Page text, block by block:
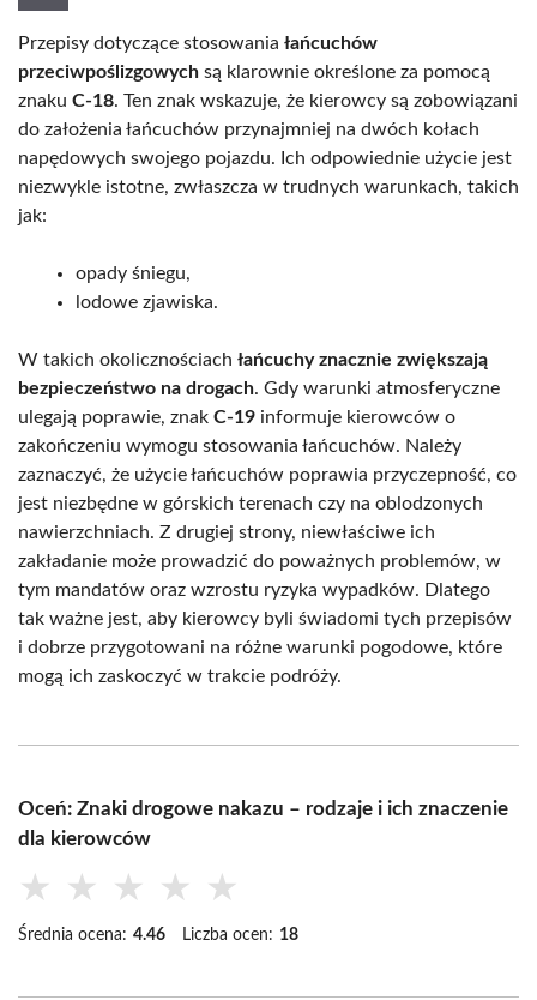
Przepisy dotyczące stosowania łańcuchów
przeciwpoślizgowych są klarownie określone za pomocą
znaku C-18. Ten znak wskazuje, że kierowcy są zobowiązani
do założenia łańcuchów przynajmniej na dwóch kołach
napędowych swojego pojazdu. Ich odpowiednie użycie jest
niezwykle istotne, zwłaszcza w trudnych warunkach, takich
jak:
opady śniegu,
lodowe zjawiska.
W takich okolicznościach łańcuchy znacznie zwiększają
bezpieczeństwo na drogach. Gdy warunki atmosferyczne
ulegają poprawie, znak C-19 informuje kierowców o
zakończeniu wymogu stosowania łańcuchów. Należy
zaznaczyć, że użycie łańcuchów poprawia przyczepność, co
jest niezbędne w górskich terenach czy na oblodzonych
nawierzchniach. Z drugiej strony, niewłaściwe ich
zakładanie może prowadzić do poważnych problemów, w
tym mandatów oraz wzrostu ryzyka wypadków. Dlatego
tak ważne jest, aby kierowcy byli świadomi tych przepisów
i dobrze przygotowani na różne warunki pogodowe, które
mogą ich zaskoczyć w trakcie podróży.
Oceń: Znaki drogowe nakazu – rodzaje i ich znaczenie
dla kierowców
★ ★ ★ ★ ★
Średnia ocena: 4.46 Liczba ocen: 18